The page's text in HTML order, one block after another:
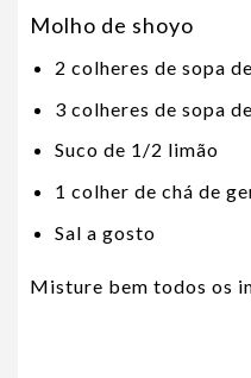
Molho de shoyo
2 colheres de sopa
3 colheres de sopa
Suco de 1/2 limão
1 colher de chá de
Sal a gosto
Misture bem todos os